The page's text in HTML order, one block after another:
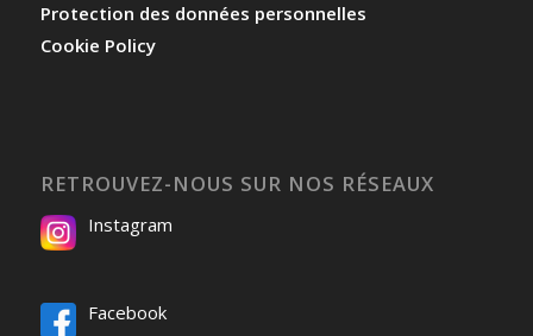
Protection des données personnelles
Cookie Policy
RETROUVEZ-NOUS SUR NOS RÉSEAUX
Instagram
Facebook